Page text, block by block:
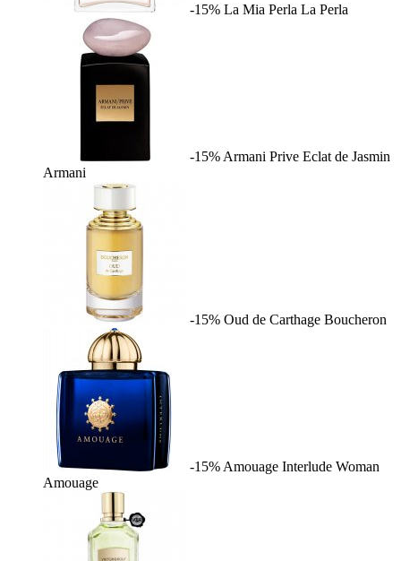
-15% La Mia Perla La Perla
-15% Armani Prive Eclat de Jasmin
Armani
-15% Oud de Carthage Boucheron
-15% Amouage Interlude Woman
Amouage